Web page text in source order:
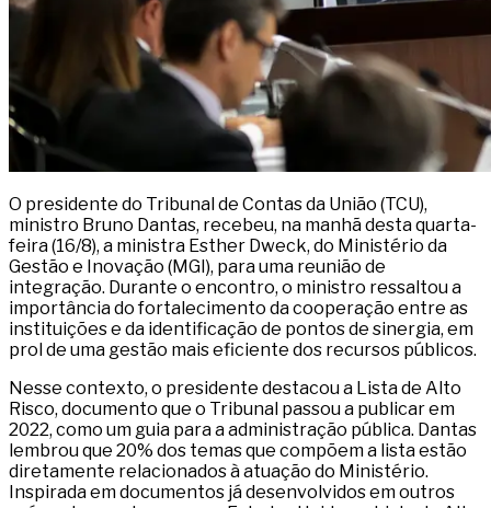
O presidente do Tribunal de Contas da União (TCU),
ministro Bruno Dantas, recebeu, na manhã desta quarta-
feira (16/8), a ministra Esther Dweck, do Ministério da
Gestão e Inovação (MGI), para uma reunião de
integração. Durante o encontro, o ministro ressaltou a
importância do fortalecimento da cooperação entre as
instituições e da identificação de pontos de sinergia, em
prol de uma gestão mais eficiente dos recursos públicos.
Nesse contexto, o presidente destacou a Lista de Alto
Risco, documento que o Tribunal passou a publicar em
2022, como um guia para a administração pública. Dantas
lembrou que 20% dos temas que compõem a lista estão
diretamente relacionados à atuação do Ministério.
Inspirada em documentos já desenvolvidos em outros